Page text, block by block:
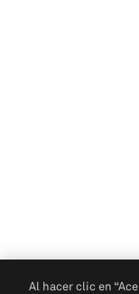
Al hacer clic en